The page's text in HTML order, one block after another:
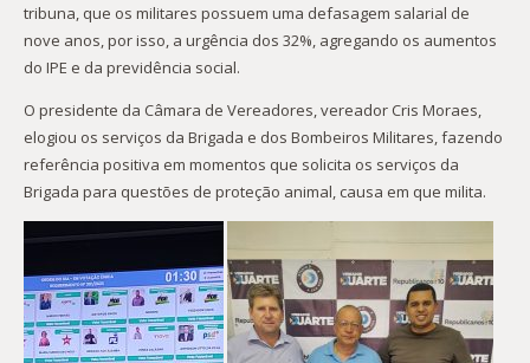
tribuna, que os militares possuem uma defasagem salarial de
nove anos, por isso, a urgência dos 32%, agregando os aumentos
do IPE e da previdência social.
O presidente da Câmara de Vereadores, vereador Cris Moraes,
elogiou os serviços da Brigada e dos Bombeiros Militares, fazendo
referência positiva em momentos que solicita os serviços da
Brigada para questões de proteção animal, causa em que milita.